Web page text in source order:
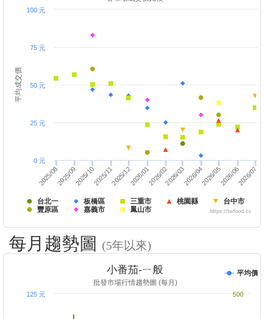
平均成交價
台北一 板橋區 三重市 桃園縣
台中市
豐原區
嘉義市 鳳山市
2025/082025/092025/102025/112025/122026/012026/022026/032026/042026/052026/062026/07
0 元
100 元
25 元
50 元
75 元
https://twfood.cc
每月趨勢圖 (5年以來)
小番茄-ㄧ般
批發市場行情趨勢圖 (每月)
平均價
125 元 500